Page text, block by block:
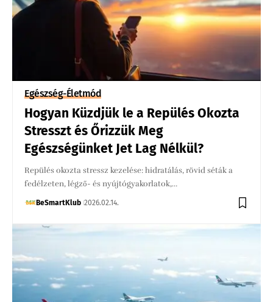
Egészség-Életmód
Hogyan Küzdjük le a Repülés Okozta
Stresszt és Őrizzük Meg
Egészségünket Jet Lag Nélkül?
Repülés okozta stressz kezelése: hidratálás, rövid séták a
fedélzeten, légző- és nyújtógyakorlatok,…
BeSmartKlub 2026.02.14.